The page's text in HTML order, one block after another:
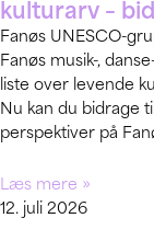
kulturarv –
Fanøs UNESCO-
Fanøs musik-,
liste over levende
Nu kan du bidrage
perspektiver på
Læs mere »
12. juli 2026